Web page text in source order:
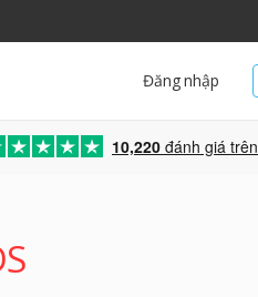
Đăng nhập
10,220 đánh giá trên